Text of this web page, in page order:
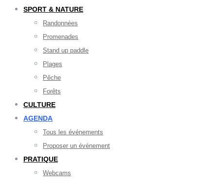
SPORT & NATURE
Randonnées
Promenades
Stand up paddle
Plages
Pêche
Forêts
CULTURE
AGENDA
Tous les événements
Proposer un événement
PRATIQUE
Webcams